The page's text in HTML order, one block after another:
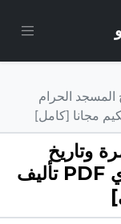
المسجد الحرام
وتاريخ
المسجد الحرام والمسجد النبوي PDF تأليف